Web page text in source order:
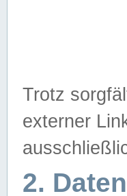
Trotz
externer
2.